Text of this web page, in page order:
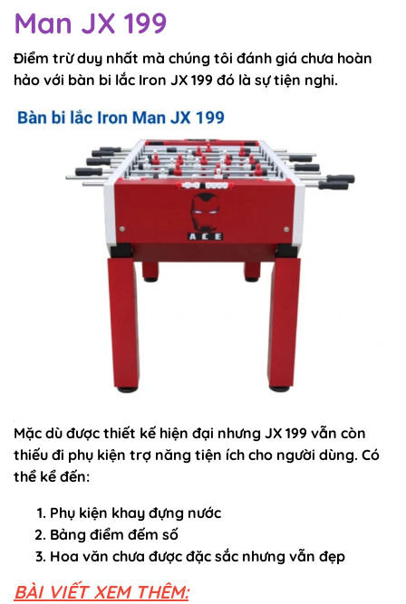
Man JX 199
Điểm trừ duy nhất mà chúng tôi đánh giá chưa hoàn
hảo với bàn bi lắc Iron JX 199 đó là sự tiện nghi.
Mặc dù được thiết kế hiện đại nhưng JX 199 vẫn còn
thiếu đi phụ kiện trợ năng tiện ích cho người dùng. Có
thể kể đến:
Phụ kiện khay đựng nước
Bảng điểm đếm số
Hoa văn chưa được đặc sắc nhưng vẫn đẹp
BÀI VIẾT XEM THÊM: